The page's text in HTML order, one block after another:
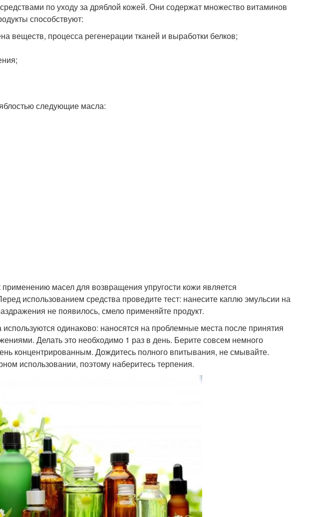
по уходу за дряблой кожей. Они содержат множество витаминов
способствуют:
веществ, процесса регенерации тканей и выработки белков;
следующие масла:
масел для возвращения упругости кожи является
использованием средства проведите тест: нанесите каплю эмульсии на
не появилось, смело применяйте продукт.
одинаково: наносятся на проблемные места после принятия
Делать это необходимо 1 раз в день. Берите совсем немного
концентрированным. Дождитесь полного впитывания, не смывайте.
использовании, поэтому наберитесь терпения.